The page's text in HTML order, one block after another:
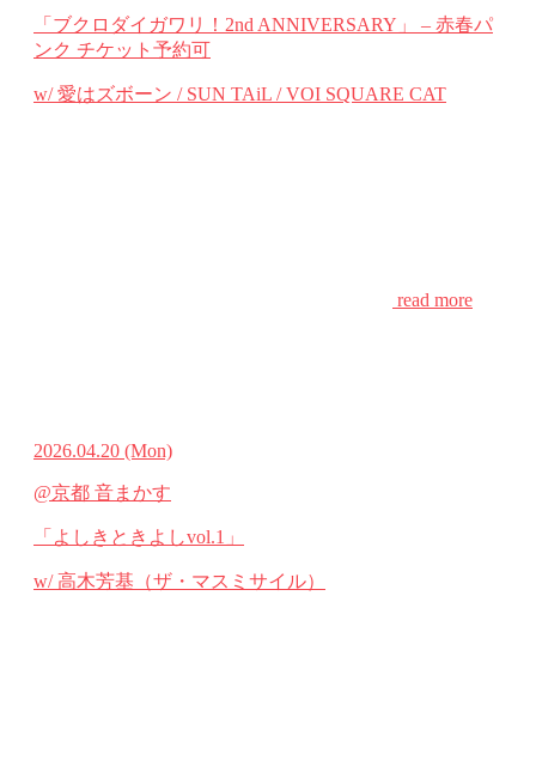
「ブクロダイガワリ！2nd ANNIVERSARY」 – 赤春パ
ンク チケット予約可
w/ 愛はズボーン / SUN TAiL / VOI SQUARE CAT
read more
2026.04.20 (Mon)
@京都 音まかす
「よしきときよしvol.1」
w/ 高木芳基（ザ・マスミサイル）